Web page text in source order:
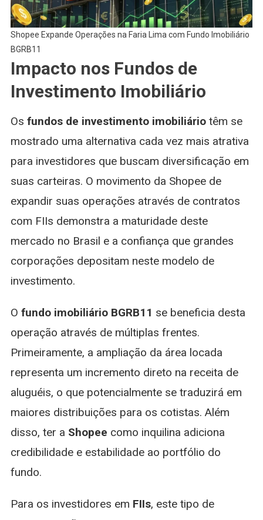
Shopee Expande Operações na Faria Lima com Fundo Imobiliário
BGRB11
Impacto nos Fundos de
Investimento Imobiliário
Os fundos de investimento imobiliáriotêm se
mostrado uma alternativa cada vez mais atrativa
para investidores que buscam diversificação em
suas carteiras. O movimento da Shopee de
expandir suas operações através de contratos
com FIIs demonstra a maturidade deste
mercado no Brasil e a confiança que grandes
corporações depositam neste modelo de
investimento.
O fundo imobiliário BGRB11 se beneficia desta
operação através de múltiplas frentes.
Primeiramente, a ampliação da área locada
representa um incremento direto na receita de
aluguéis, o que potencialmente se traduzirá em
maiores distribuições para os cotistas. Além
disso, ter a Shopee como inquilina adiciona
credibilidade e estabilidade ao portfólio do
fundo.
Para os investidores em FIIs, este tipo de